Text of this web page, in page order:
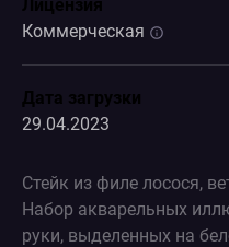
Лицензия
Коммерческая
Дата загрузки
29.04.2023
Стейк из филе лосося,
Набор акварельных
руки, выделенных на